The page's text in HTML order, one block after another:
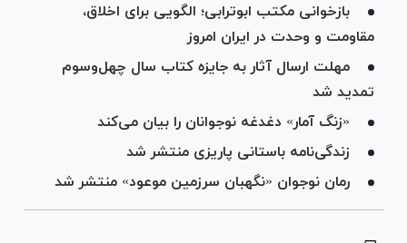
بازخوانی مکتب ابوترابی؛ الگویی برای اخلاق،
مقاومت و وحدت در ایران امروز
مهلت ارسال آثار به جایزه کتاب سال چهل‌وسوم
تمدید شد
«زنگ آمار» دغدغه نوجوانان را بیان می‌کند
زندگی‌نامه باستانی پاریزی منتشر شد
رمان نوجوان «نگهبان سرزمین موعود» منتشر شد